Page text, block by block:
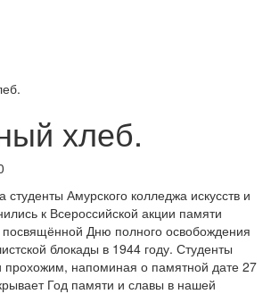
хлеб.
студенты Амурского колледжа искусств и
к Всероссийской акции памяти
Дню полного освобождения
блокады в 1944 году. Студенты
прохожим, напоминая о памятной дате 27
Год памяти и славы в нашей